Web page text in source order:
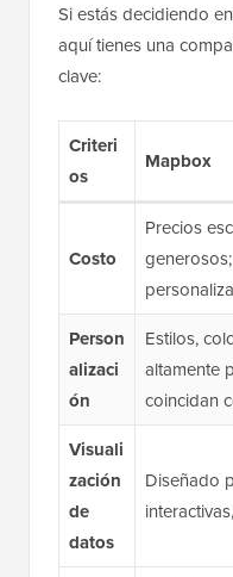
Si estás decidiendo
aquí tienes una
clave:
Criteri
os
Mapbox
Costo
Precios
Person
alizaci
ón
Estilos,
altamente
coincidan
Visuali
zación
de
datos
Diseñado